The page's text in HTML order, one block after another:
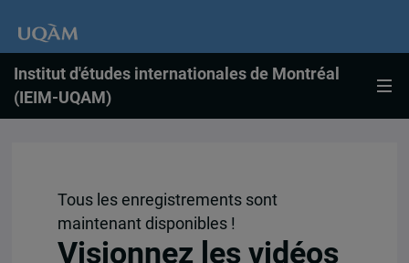
Institut d'études internationales de Montréal
(IEIM-UQAM)
Tous les enregistrements sont
maintenant disponibles !
Visionnez les vidéos